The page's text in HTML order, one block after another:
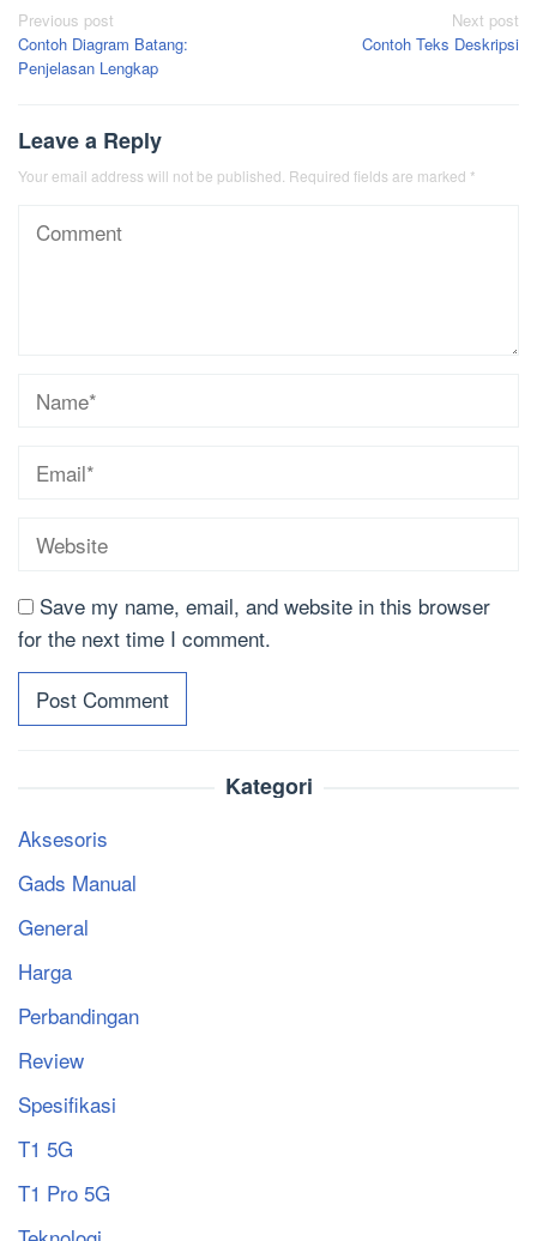
Post
navigation
Previous post
Contoh Diagram Batang:
Penjelasan Lengkap
Next post
Contoh Teks Deskripsi
Leave a Reply
Your email address will not be published. Required fields are marked *
Save my name, email, and website in this browser
for the next time I comment.
Kategori
Aksesoris
Gads Manual
General
Harga
Perbandingan
Review
Spesifikasi
T1 5G
T1 Pro 5G